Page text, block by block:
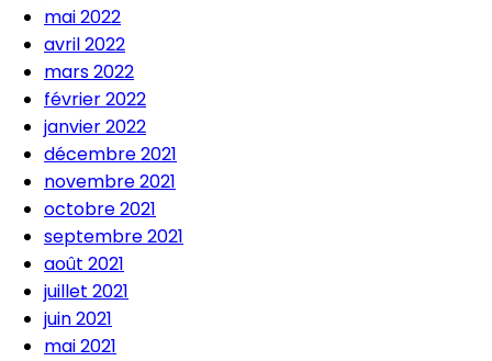
mai 2022
avril 2022
mars 2022
février 2022
janvier 2022
décembre 2021
novembre 2021
octobre 2021
septembre 2021
août 2021
juillet 2021
juin 2021
mai 2021